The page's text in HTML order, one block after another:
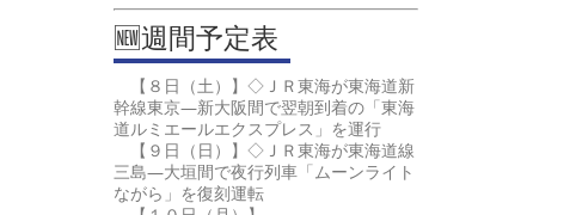
🆕週間予定表
【８日（土）】◇ＪＲ東海が東海道新
幹線東京―新大阪間で翌朝到着の「東海
道ルミエールエクスプレス」を運行
【９日（日）】◇ＪＲ東海が東海道線
三島―大垣間で夜行列車「ムーンライト
ながら」を復刻運転